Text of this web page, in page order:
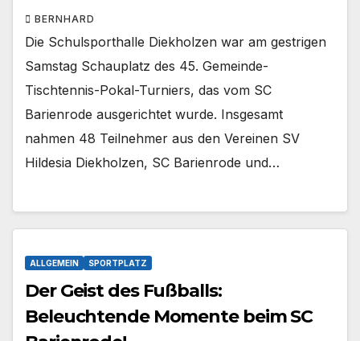
BERNHARD
Die Schulsporthalle Diekholzen war am gestrigen
Samstag Schauplatz des 45. Gemeinde-
Tischtennis-Pokal-Turniers, das vom SC
Barienrode ausgerichtet wurde. Insgesamt
nahmen 48 Teilnehmer aus den Vereinen SV
Hildesia Diekholzen, SC Barienrode und…
ALLGEMEIN SPORTPLATZ
Der Geist des Fußballs:
Beleuchtende Momente beim SC